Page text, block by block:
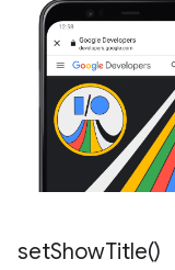
setShowTitle()